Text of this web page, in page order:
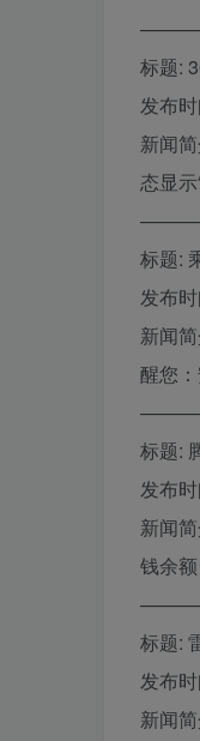
标题:
发布
新闻
态显示
标题:
发布
新闻
醒您
标题:
发布
新闻
钱余
标题:
发布
新闻